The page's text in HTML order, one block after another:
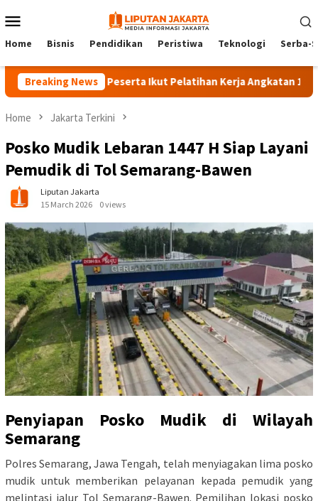
to
Menu
Home Bisnis Pendidikan Peristiwa Teknologi Serba-
Breaking News
140 Peserta Ikut Pelatihan Kerja Angkatan 1 di PPKD
Home Jakarta Terkini
Posko Mudik Lebaran 1447 H Siap Layani
Pemudik di Tol Semarang-Bawen
Liputan Jakarta
15 March 2026
0 views
Penyiapan Posko Mudik di Wilayah
Semarang
Polres Semarang, Jawa Tengah, telah menyiagakan lima posko
mudik untuk memberikan pelayanan kepada pemudik yang
melintasi jalur Tol Semarang-Bawen. Pemilihan lokasi posko